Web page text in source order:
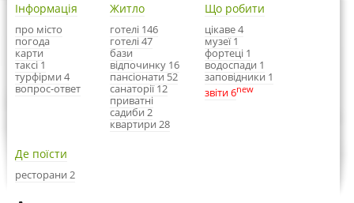
Інформація
про місто
погода
карти
таксі 1
турфірми 4
вопрос-ответ
Житло
готелі 146
готелі 47
бази
відпочинку 16
пансіонати 52
санаторії 12
приватні
садиби 2
квартири 28
Що робити
цікаве 4
музеї 1
фортеці 1
водоспади 1
заповідники 1
звіти 6new
Де поїсти
ресторани 2